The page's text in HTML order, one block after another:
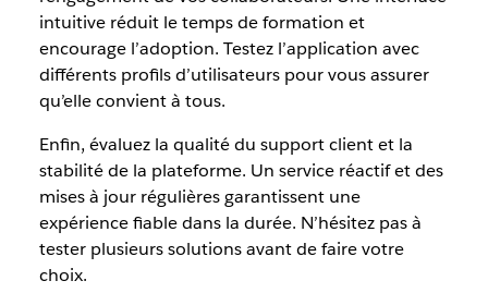
intuitive réduit le temps de formation et
encourage l’adoption. Testez l’application avec
différents profils d’utilisateurs pour vous assurer
qu’elle convient à tous.
Enfin, évaluez la qualité du support client et la
stabilité de la plateforme. Un service réactif et des
mises à jour régulières garantissent une
expérience fiable dans la durée. N’hésitez pas à
tester plusieurs solutions avant de faire votre
choix.